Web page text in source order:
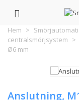
Hem >
centralsmörjsystem >
Ø6 mm
Anslutning,